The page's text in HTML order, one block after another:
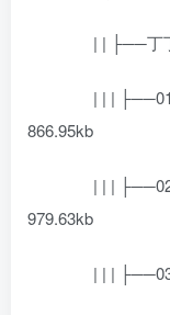
| | ├──丁丁
| | |
866.95kb
| | |
979.63kb
| | |